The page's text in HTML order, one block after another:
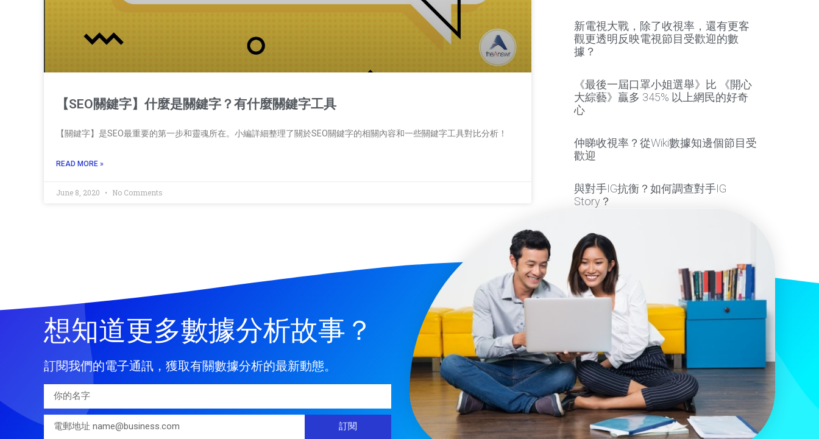
【SEO關鍵字】什麼是關鍵字？有什麼關鍵字工具
【關鍵字】是SEO最重要的第一步和靈魂所在。小編詳細整理了關於SEO關鍵字的相關內容和一些關鍵字工具對比分析！
READ MORE »
June 8, 2020 No Comments
新電視大戰，除了收視率，還有更客
觀更透明反映電視節目受歡迎的數
據？
《最後一屆口罩小姐選舉》比 《開心
大綜藝》贏多 345% 以上網民的好奇
心
仲睇收視率？從Wiki數據知邊個節目受
歡迎
與對手IG抗衡？如何調查對手IG
Story？
想知道更多數據分析故事？
訂閱我們的電子通訊，獲取有關數據分析的最新動態。
訂閱